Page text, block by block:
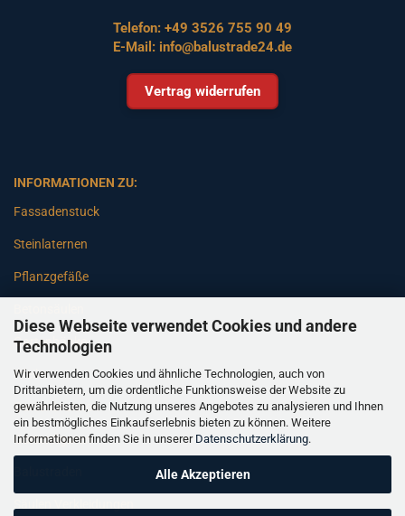
Diese Webseite verwendet Cookies und andere
Technologien
Wir verwenden Cookies und ähnliche Technologien, auch von
Drittanbietern, um die ordentliche Funktionsweise der Website zu
gewährleisten, die Nutzung unseres Angebotes zu analysieren und Ihnen
ein bestmögliches Einkaufserlebnis bieten zu können. Weitere
Informationen finden Sie in unserer Datenschutzerklärung.
Alle Akzeptieren
Telefon: +49 3526 755 90 49
E-Mail: info@balustrade24.de
Vertrag widerrufen
INFORMATIONEN ZU:
Fassadenstuck
Steinlaternen
Pflanzgefäße
Gartenbänke
Pfeiler
Gartenbrunnen
Gartenfiguren